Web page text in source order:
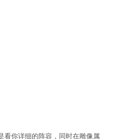
看你详细的阵容，同时在雕像属